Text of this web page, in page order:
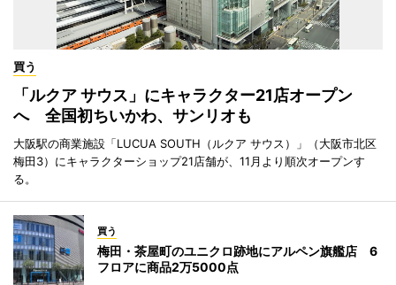
買う
「ルクア サウス」にキャラクター21店オープン
へ 全国初ちいかわ、サンリオも
大阪駅の商業施設「LUCUA SOUTH（ルクア サウス）」（大阪市北区
梅田3）にキャラクターショップ21店舗が、11月より順次オープンす
る。
買う
梅田・茶屋町のユニクロ跡地にアルペン旗艦店 6
フロアに商品2万5000点